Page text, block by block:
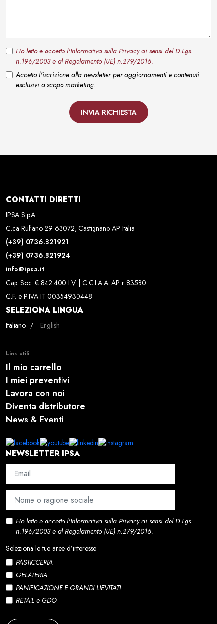
Ho letto e accetto l'Informativa sulla Privacy ai sensi del D.Lgs.
n.196/2003 e al Regolamento (UE) n.279/2016.
Accetto l'iscrizione alla newsletter per aggiornamenti e contenuti
esclusivi a scopo marketing.
INVIA RICHIESTA
CONTATTI DIRETTI
IPSA S.p.A.
C.da Rufiano 29 63072, Castignano AP Italia
(+39) 0736.821921
(+39) 0736.821924
info@ipsa.it
Cap. Soc. € 842.400 I.V. | C.C.I.A.A. AP n.83580
C.F. e P.IVA IT 00354930448
NEWSLETTER IPSA
Ho letto e accettol'Informativa sulla Privacyai sensi del D.Lgs.
n.196/2003 e al Regolamento (UE) n.279/2016.
Seleziona le tue aree d’interesse
PASTICCERIA
GELATERIA
PANIFICAZIONE E GRANDI LIEVITATI
RETAIL e GDO
SELEZIONA LINGUA
Seleziona la tua lingua
Italiano English
Link utili
Il mio carrello
I miei preventivi
Lavora con noi
Diventa distributore
News & Eventi